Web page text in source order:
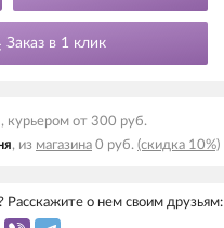
Заказ в 1 клик
, курьером от 300 руб.
, из магазина 0 руб. (скидка 10%)
Расскажите о нем своим друзьям: